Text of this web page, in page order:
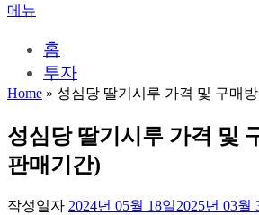
바
메뉴
홈
투자
Home » 성심당 딸기시루 가격 및 구매
성심당 딸기시루 가격 및
판매기간)
작성일자 2024년 05월 18일2025년 03월